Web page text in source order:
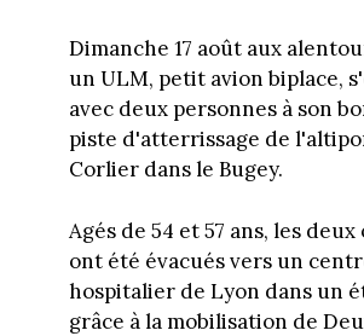
Dimanche 17 août aux
un ULM, petit avion biplace,
avec deux personnes à son
piste d'atterrissage de
Corlier dans le Bugey.
Agés de 54 et 57 ans, les
ont été évacués vers un
hospitalier de Lyon dans un
grâce à la mobilisation de